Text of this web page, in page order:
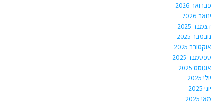
פברואר 2026
ינואר 2026
דצמבר 2025
נובמבר 2025
אוקטובר 2025
ספטמבר 2025
אוגוסט 2025
יולי 2025
יוני 2025
מאי 2025